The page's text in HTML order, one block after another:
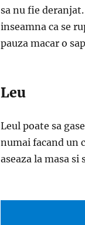
sa nu fie
inseamna ca se
pauza macar o
Leu
Leul poate sa
numai facand un
aseaza la masa si